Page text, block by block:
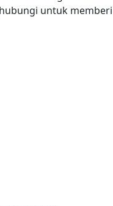
untuk memberi